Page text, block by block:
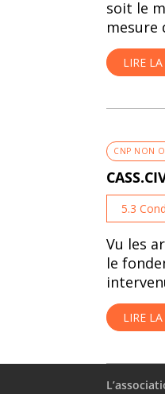
soit le
mesure
LIRE
CNP NON
5.3
Vu les
le
LIRE